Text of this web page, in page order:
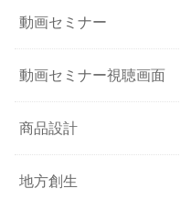
動画セミナー
動画セミナー視聴画面
商品設計
地方創生